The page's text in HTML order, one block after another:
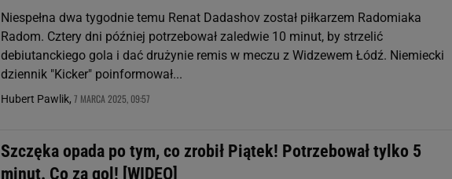
Niespełna dwa tygodnie temu Renat Dadashov został piłkarzem Radomiaka
Radom. Cztery dni później potrzebował zaledwie 10 minut, by strzelić
debiutanckiego gola i dać drużynie remis w meczu z Widzewem Łódź. Niemiecki
dziennik "Kicker" poinformował...
Hubert Pawlik, 7 MARCA 2025, 09:57
Szczęka opada po tym, co zrobił Piątek! Potrzebował tylko 5
minut. Co za gol! [WIDEO]